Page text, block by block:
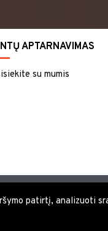
APTARNAVIMAS
su mumis
patirtį, analizuoti